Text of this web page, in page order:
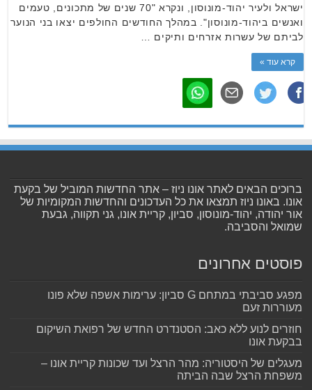
ישראל ולעיר יהוד-מונוסון, ונקרא "70 שנים של מתכונים, טעמים
ואנשים ביהוד-מונוסון". במהלך החודשים החולפים יצאו בני הנוער
לביתם של עשרות אזרחים ותיקים …
קרא עוד »
ברוכים הבאים לאתר אונו ניוז – אתר החדשות המוביל של בקעת
אונו. באונו ניוז תמצאו את כל העדכונים והחדשות המקומיות של
אור יהודה, יהוד-מונוסון, סביון, קריית אונו, גני תקווה, גבעת
שמואל והסביבה.
פוסטים אחרונים
מפגע סביבתי במתחם G סביון: ערימות אשפה שלא פונו
מעוררות זעם
חוזרים לנוע ללא כאב: הסטנדרט החדש של רפואת השיקום
בבקעת אונו
מעגלים של היסטוריה: מהר הרצל ועד שכונות קריית אונו –
משפחת הרצל שבה הביתה